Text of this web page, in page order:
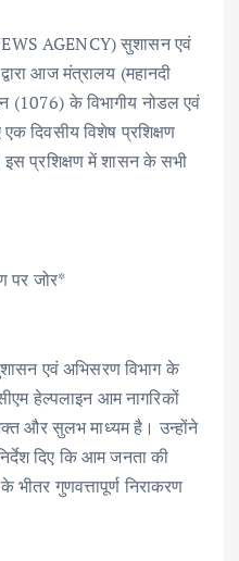
n
AGENCY) सुशासन एवं
आज मंत्रालय (महानदी
(1076) के विभागीय नोडल एवं
दिवसीय विशेष प्रशिक्षण
प्रशिक्षण में शासन के सभी
पर जोर*
एवं अभिसरण विभाग के
हेल्पलाइन आम नागरिकों
और सुलभ माध्यम है। उन्होंने
दिए कि आम जनता की
भीतर गुणवत्तापूर्ण निराकरण